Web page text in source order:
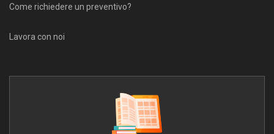
Come richiedere un preventivo?
Lavora con noi